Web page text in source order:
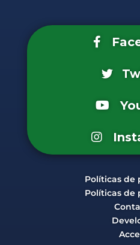
Políticas de
Políticas de